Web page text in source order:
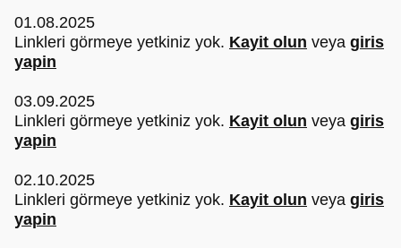
01.08.2025
Linkleri görmeye yetkiniz yok. Kayit olun veya giris
yapin
03.09.2025
Linkleri görmeye yetkiniz yok. Kayit olun veya giris
yapin
02.10.2025
Linkleri görmeye yetkiniz yok. Kayit olun veya giris
yapin